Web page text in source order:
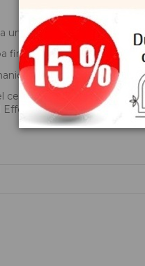
una capa fina de esmalte
fina de color de esmalte ,
aplicar MIA
de la uña, seguido